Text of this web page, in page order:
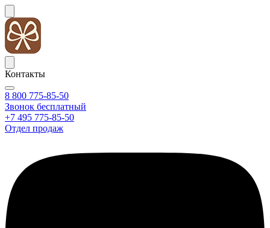
Контакты
8 800 775-85-50
Звонок бесплатный
+7 495 775-85-50
Отдел продаж